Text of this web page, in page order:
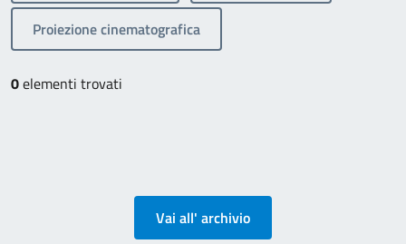
Proiezione cinematografica
0elementi trovati
Vai all' archivio